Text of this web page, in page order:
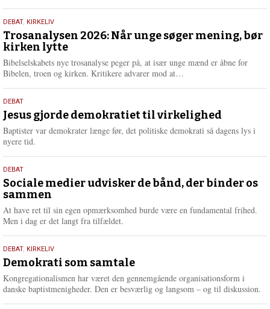
e
2.
juni
2026
DEBAT, KIRKELIV
Trosanalysen 2026: Når unge søger mening, bør
kirken lytte
Bibelselskabets nye trosanalyse peger på, at især unge mænd er åbne for
Bibelen, troen og kirken. Kritikere advarer mod at…
e
r
e
18.
maj
2026
DEBAT
Jesus gjorde demokratiet til virkelighed
Baptister var demokrater længe før, det politiske demokrati så dagens lys i
nyere tid.
18.
maj
2026
DEBAT
Sociale medier udvisker de bånd, der binder os
sammen
At have ret til sin egen opmærksomhed burde være en fundamental frihed.
Men i dag er det langt fra tilfældet.
18.
maj
2026
DEBAT, KIRKELIV
Demokrati som samtale
Kongregationalismen har været den gennemgående organisationsform i
danske baptistmenigheder. Den er besværlig og langsom – og til diskussion.